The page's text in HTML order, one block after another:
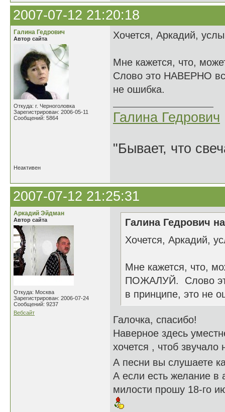
2007-07-12 21:20:18
Галина Гедрович
Автор сайта
Откуда: г. Черноголовка
Зарегистрирован: 2006-05-11
Сообщений: 5864
Хочется, Аркадий,
Мне кажется, что,
Слово это НАВЕРНО
не ошибка.
Галина Гедрович
"Бывает, что
Неактивен
2007-07-12 21:25:31
Аркадий Эйдман
Автор сайта
Откуда: Москва
Зарегистрирован: 2006-07-24
Сообщений: 9237
Вебсайт
Галина Гедрович
Хочется, Аркадий,
Мне кажется, что,
ПОЖАЛУЙ. Слово
в принципе, это не
Галочка, спасибо!
Наверное здесь
хочется , чтоб
А песни вы слушаете
А если есть желание в
милости прошу 18-го